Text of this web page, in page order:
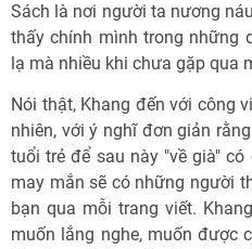
Sách là nơi người ta nương
thấy chính mình trong những
lạ mà nhiều khi chưa gặp qua
Nói thật, Khang đến với công
nhiên, với ý nghĩ đơn giản
tuổi trẻ để sau này "về già"
may mắn sẽ có những người
bạn qua mỗi trang viết.
muốn lắng nghe, muốn được